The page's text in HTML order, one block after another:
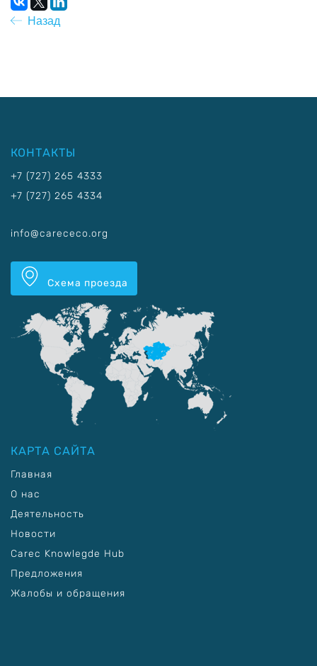
Назад
КОНТАКТЫ
+7 (727) 265 4333
+7 (727) 265 4334
info@carececo.org
Схема проезда
КАРТА САЙТА
Главная
О нас
Деятельность
Новости
Carec Knowlegde Hub
Предложения
Жалобы и обращения